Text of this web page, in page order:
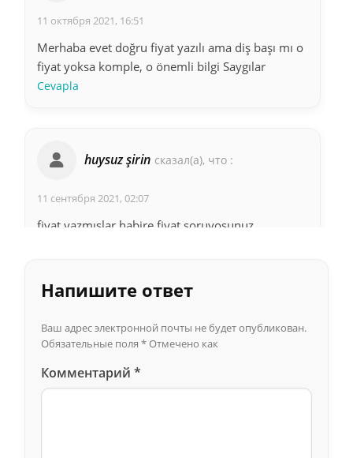
11 октября 2021, 16:51
Merhaba evet doğru fiyat yazılı ama diş başı mı o
fiyat yoksa komple, o önemli bilgi Saygılar
Cevapla
huysuz şirin сказал(а), что :
11 сентября 2021, 02:07
fiyat yazmışlar habire fiyat soruyosunuz
Merhaba, gülüşü daha düzgün göstermek için,
Напишите ответ
Ваш адрес электронной почты не будет опубликован.
Обязательные поля *Отмечено как
Комментарий *